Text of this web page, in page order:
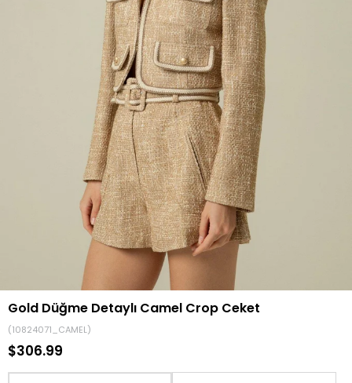
Gold Düğme Detaylı Camel Crop Ceket
(10824071_CAMEL)
$306.99